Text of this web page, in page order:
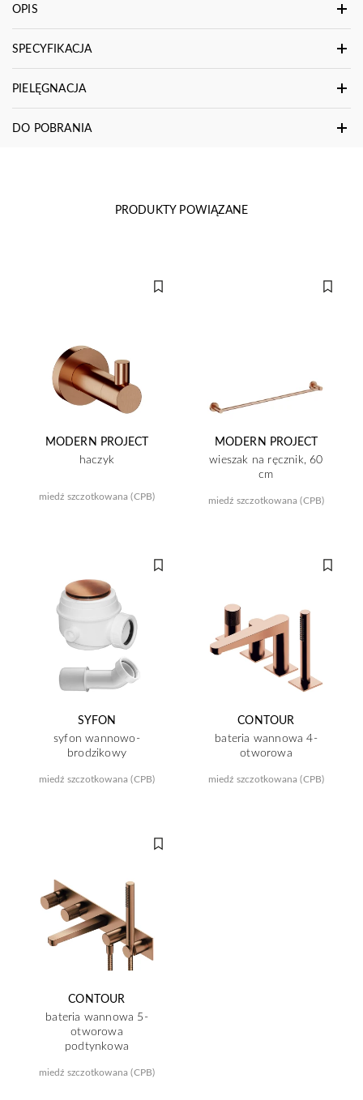
OPIS
SPECYFIKACJA
PIELĘGNACJA
DO POBRANIA
PRODUKTY POWIĄZANE
MODERN PROJECT
haczyk
miedź szczotkowana (CPB)
MODERN PROJECT
wieszak na ręcznik, 60
cm
miedź szczotkowana (CPB)
SYFON
syfon wannowo-
brodzikowy
miedź szczotkowana (CPB)
CONTOUR
bateria wannowa 4-
otworowa
miedź szczotkowana (CPB)
CONTOUR
bateria wannowa 5-
otworowa
podtynkowa
miedź szczotkowana (CPB)